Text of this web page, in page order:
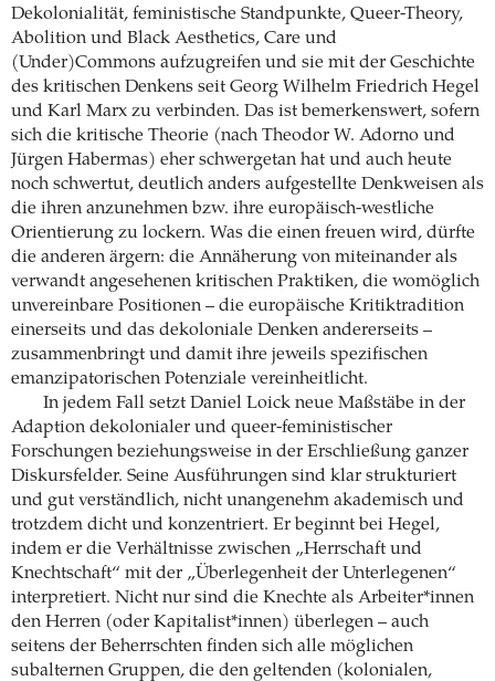
Dekolonialität, feministische Standpunkte, Queer-Theory,
Abolition und Black Aesthetics, Care und
(Under)Commons aufzugreifen und sie mit der Geschichte
des kritischen Denkens seit Georg Wilhelm Friedrich Hegel
und Karl Marx zu verbinden. Das ist bemerkenswert, sofern
sich die kritische Theorie (nach Theodor W. Adorno und
Jürgen Habermas) eher schwergetan hat und auch heute
noch schwertut, deutlich anders aufgestellte Denkweisen als
die ihren anzunehmen bzw. ihre europäisch-westliche
Orientierung zu lockern. Was die einen freuen wird, dürfte
die anderen ärgern: die Annäherung von miteinander als
verwandt angesehenen kritischen Praktiken, die womöglich
unvereinbare Positionen – die europäische Kritiktradition
einerseits und das dekoloniale Denken andererseits –
zusammenbringt und damit ihre jeweils spezifischen
emanzipatorischen Potenziale vereinheitlicht.
In jedem Fall setzt Daniel Loick neue Maßstäbe in der
Adaption dekolonialer und queer-feministischer
Forschungen beziehungsweise in der Erschließung ganzer
Diskursfelder. Seine Ausführungen sind klar strukturiert
und gut verständlich, nicht unangenehm akademisch und
trotzdem dicht und konzentriert. Er beginnt bei Hegel,
indem er die Verhältnisse zwischen „Herrschaft und
Knechtschaft“ mit der „Überlegenheit der Unterlegenen“
interpretiert. Nicht nur sind die Knechte als Arbeiter*innen
den Herren (oder Kapitalist*innen) überlegen – auch
seitens der Beherrschten finden sich alle möglichen
subalternen Gruppen, die den geltenden (kolonialen,